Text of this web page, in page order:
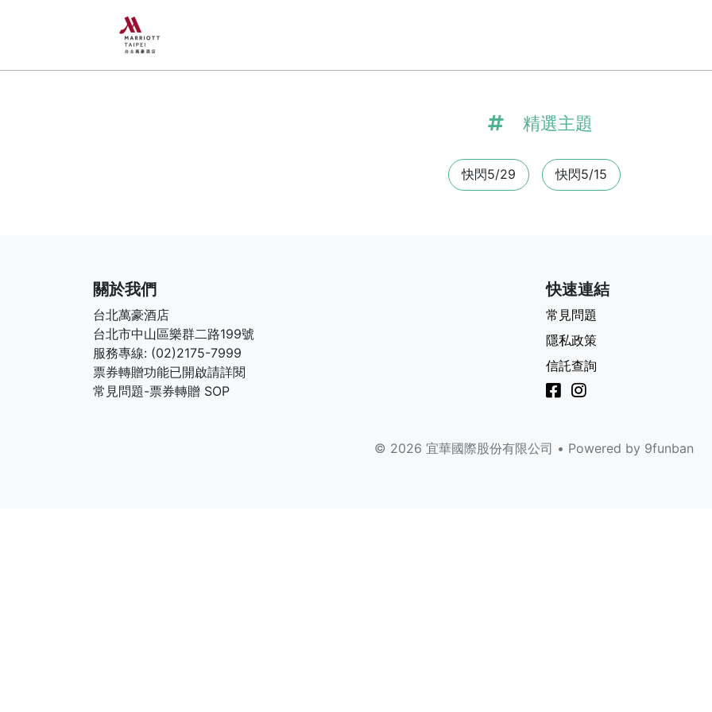
精選主題
快閃5/29 快閃5/15
關於我們
台北萬豪酒店
台北市中山區樂群二路199號
服務專線: (02)2175-7999
票券轉贈功能已開啟請詳閱
常見問題-票券轉贈 SOP
快速連結
常見問題
隱私政策
信託查詢
© 2026 宜華國際股份有限公司 • Powered by 9funban